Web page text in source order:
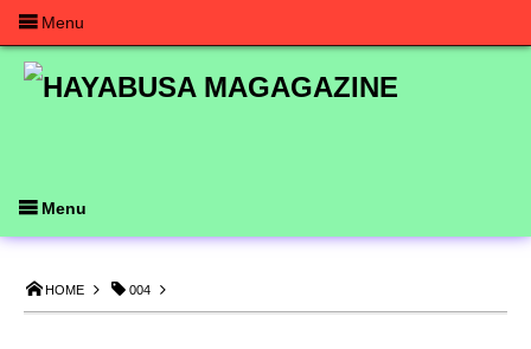
HOME 004
Menu
Menu